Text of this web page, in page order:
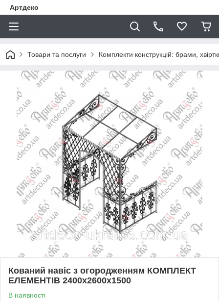
Артдеко
Товари та послуги Комплекти конструкцій: брами,
Кований навіс з огородженням КОМПЛЕКТ
ЕЛЕМЕНТІВ 2400х2600х1500
В наявності